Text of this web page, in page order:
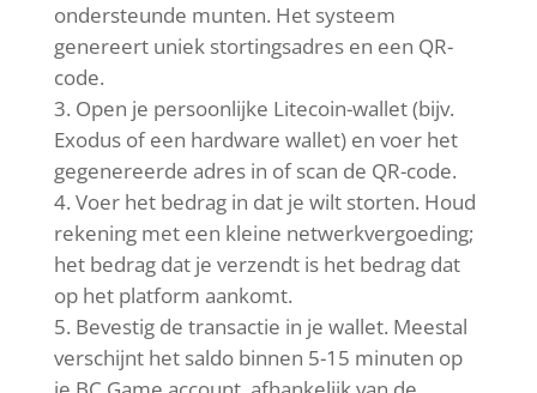
ondersteunde munten. Het systeem
genereert uniek stortingsadres en een QR-
code.
Open je persoonlijke Litecoin-wallet (bijv.
Exodus of een hardware wallet) en voer het
gegenereerde adres in of scan de QR-code.
Voer het bedrag in dat je wilt storten. Houd
rekening met een kleine netwerkvergoeding;
het bedrag dat je verzendt is het bedrag dat
op het platform aankomt.
Bevestig de transactie in je wallet. Meestal
verschijnt het saldo binnen 5-15 minuten op